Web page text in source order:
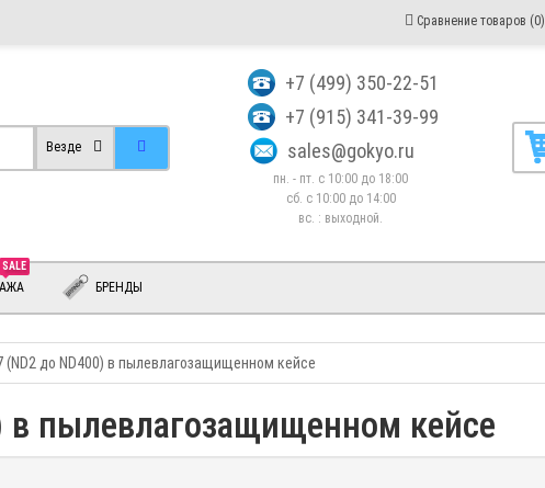
Сравнение товаров (0)
+7 (499) 350-22-51
+7 (915) 341-39-99
sales@gokyo.ru
пн. - пт. с 10:00 до 18:00
сб. c 10:00 до 14:00
вс. : выходной.
Везде
SALE
БРЕНДЫ
(ND2 до ND400) в пылевлагозащищенном кейсе
в пылевлагозащищенном кейсе